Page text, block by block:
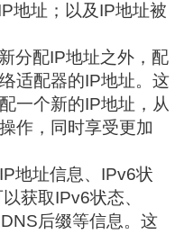
地址；以及IP地址被
分配IP地址之外，配
适配器的IP地址。这
一个新的IP地址，从
作，同时享受更加
地址信息、IPv6状
获取IPv6状态、
后缀等信息。这